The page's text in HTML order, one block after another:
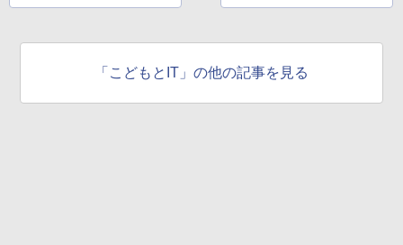
イム」を日本で発売開
スクール構想で露わに
「こどもとIT」の他の記事を見る